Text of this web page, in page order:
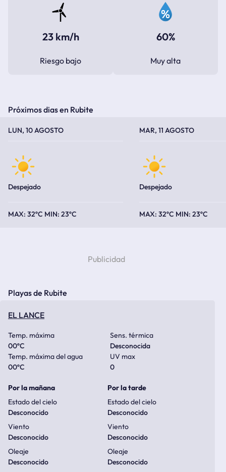
23 km/h
Riesgo bajo
60%
Muy alta
Próximos dias en Rubite
LUN, 10 AGOSTO
Despejado
32ºC 23ºC
MAR, 11 AGOSTO
Despejado
32ºC 23ºC
Playas de Rubite
EL LANCE
Temp. máxima
00ºC
Sens. térmica
Desconocida
Temp. máxima del agua
00ºC
UV max
0
Por la mañana
Estado del cielo
Desconocido
Viento
Desconocido
Oleaje
Desconocido
Por la tarde
Estado del cielo
Desconocido
Viento
Desconocido
Oleaje
Desconocido